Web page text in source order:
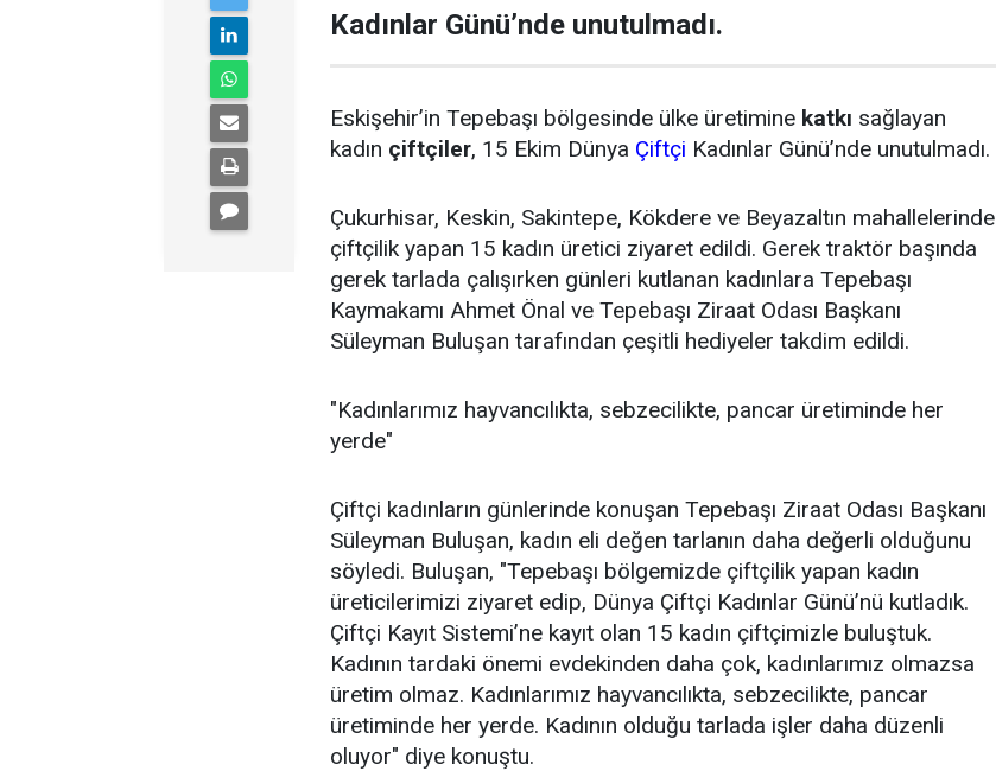
Kadınlar Günü’nde unutulmadı.
Eskişehir’in Tepebaşı bölgesinde ülke üretimine katkı sağlayan
kadın çiftçiler, 15 Ekim Dünya Çiftçi Kadınlar Günü’nde unutulmadı.
Çukurhisar, Keskin, Sakintepe, Kökdere ve Beyazaltın mahallelerinde
çiftçilik yapan 15 kadın üretici ziyaret edildi. Gerek traktör başında
gerek tarlada çalışırken günleri kutlanan kadınlara Tepebaşı
Kaymakamı Ahmet Önal ve Tepebaşı Ziraat Odası Başkanı
Süleyman Buluşan tarafından çeşitli hediyeler takdim edildi.
"Kadınlarımız hayvancılıkta, sebzecilikte, pancar üretiminde her
yerde"
Çiftçi kadınların günlerinde konuşan Tepebaşı Ziraat Odası Başkanı
Süleyman Buluşan, kadın eli değen tarlanın daha değerli olduğunu
söyledi. Buluşan, "Tepebaşı bölgemizde çiftçilik yapan kadın
üreticilerimizi ziyaret edip, Dünya Çiftçi Kadınlar Günü’nü kutladık.
Çiftçi Kayıt Sistemi’ne kayıt olan 15 kadın çiftçimizle buluştuk.
Kadının tardaki önemi evdekinden daha çok, kadınlarımız olmazsa
üretim olmaz. Kadınlarımız hayvancılıkta, sebzecilikte, pancar
üretiminde her yerde. Kadının olduğu tarlada işler daha düzenli
oluyor" diye konuştu.